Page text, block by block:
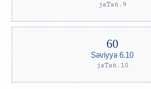
jsTs6.9
Səviyyə 6.10
jsTs6.10